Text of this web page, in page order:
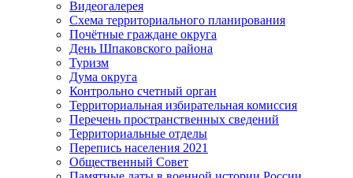
Видеогалерея
Схема территориального планирования
Почётные граждане округа
День Шпаковского района
Туризм
Дума округа
Контрольно счетный орган
Территориальная избирательная комиссия
Перечень пространственных сведений
Территориальные отделы
Перепись населения 2021
Общественный Совет